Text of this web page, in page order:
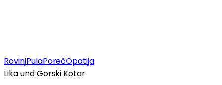
RovinjPulaPorečOpatija
Lika und Gorski Kotar